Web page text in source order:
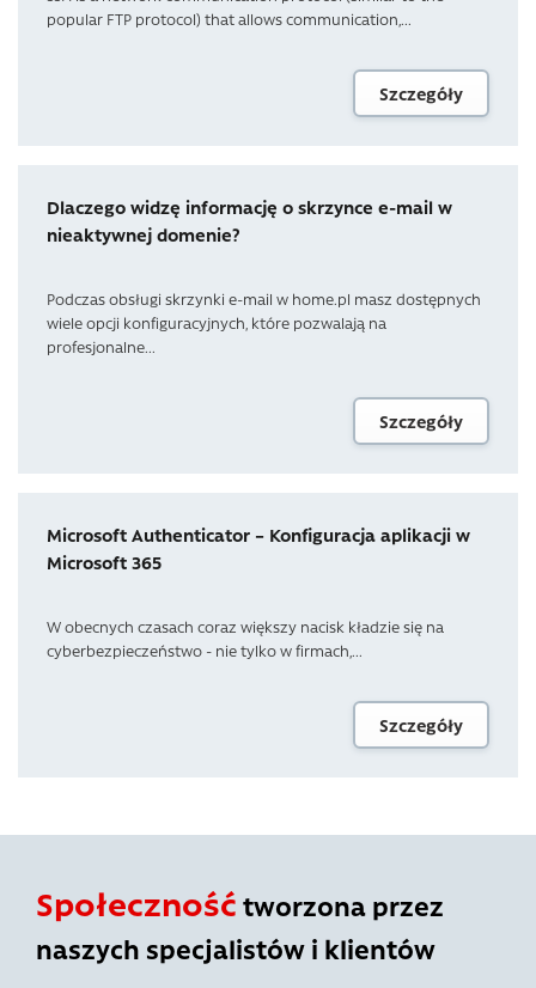
popular FTP protocol) that allows communication,...
Szczegóły
Dlaczego widzę informację o skrzynce e-mail w
nieaktywnej domenie?
Podczas obsługi skrzynki e-mail w home.pl masz dostępnych
wiele opcji konfiguracyjnych, które pozwalają na
profesjonalne...
Szczegóły
Microsoft Authenticator – Konfiguracja aplikacji w
Microsoft 365
W obecnych czasach coraz większy nacisk kładzie się na
cyberbezpieczeństwo - nie tylko w firmach,...
Szczegóły
Społeczność tworzona przez
naszych specjalistów i klientów